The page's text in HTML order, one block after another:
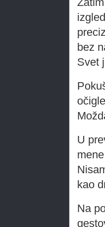
bez
Svet
U
kao
Na